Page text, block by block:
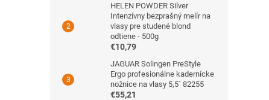
HELEN POWDER Silver
Intenzívny bezprašný melír na
vlasy pre studené blond
odtiene - 500g
€10,79
JAGUAR Solingen PreStyle
Ergo profesionálne kadernícke
nožnice na vlasy 5,5´ 82255
€55,21